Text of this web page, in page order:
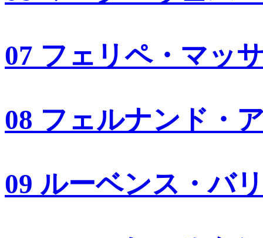
07 フェリペ・マッ
08 フェルナンド・
09 ルーベンス・バ